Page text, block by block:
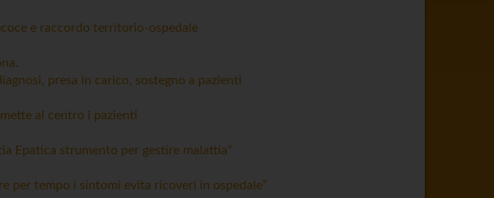
e raccordo territorio-ospedale
presa in carico, sostegno a pazienti
al centro i pazienti
Epatica strumento per gestire malattia”
per tempo i sintomi evita ricoveri in ospedale”